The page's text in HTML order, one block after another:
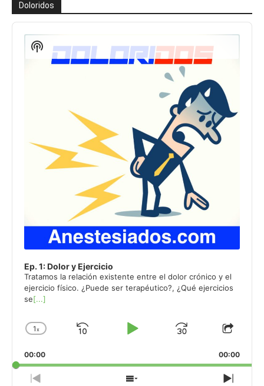
Doloridos
Reproductor
audio
Ep. 1: Dolor y Ejercicio
Tratamos la relación existente entre el dolor crónico y el
ejercicio físico. ¿Puede ser terapéutico?, ¿Qué ejercicios
se[...]
Change
Rate
1x
Skip
Play
Jump
Forward
Share
00:00 00:00
Show
Podcast